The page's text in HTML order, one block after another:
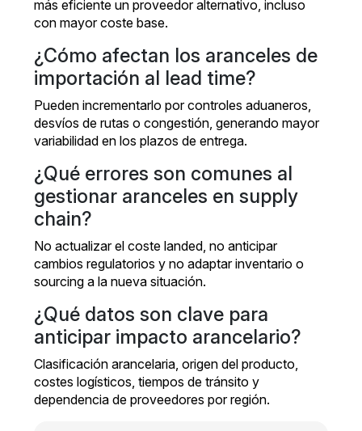
más eficiente un proveedor alternativo, incluso
con mayor coste base.
¿Cómo afectan los aranceles de
importación al lead time?
Pueden incrementarlo por controles aduaneros,
desvíos de rutas o congestión, generando mayor
variabilidad en los plazos de entrega.
¿Qué errores son comunes al
gestionar aranceles en supply
chain?
No actualizar el coste landed, no anticipar
cambios regulatorios y no adaptar inventario o
sourcing a la nueva situación.
¿Qué datos son clave para
anticipar impacto arancelario?
Clasificación arancelaria, origen del producto,
costes logísticos, tiempos de tránsito y
dependencia de proveedores por región.